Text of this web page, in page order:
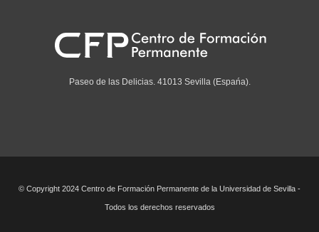
Paseo de las Delicias. 41013 Sevilla (Espańa).
© Copyright 2024 Centro de Formación Permanente de la Universidad de Sevilla -
Todos los derechos reservados